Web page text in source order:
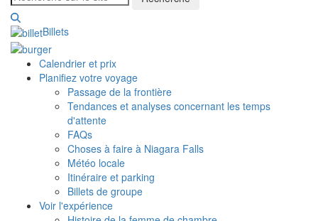
Billets
Calendrier et prix
Planifiez votre voyage
Passage de la frontière
Tendances et analyses concernant les temps
d'attente
FAQs
Choses à faire à Niagara Falls
Météo locale
Itinéraire et parking
Billets de groupe
Voir l'expérience